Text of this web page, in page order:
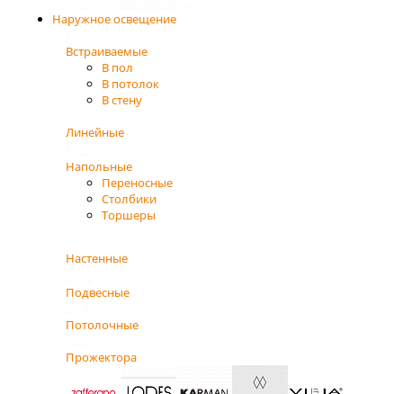
Наружное освещение
Встраиваемые
В пол
В потолок
В стену
Линейные
Напольные
Переносные
Столбики
Торшеры
Настенные
Подвесные
Потолочные
Прожектора